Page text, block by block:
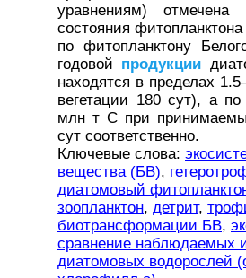
уравнениям) отмечена
состояния
по фитопланктону
годовой продукции
находятся в пределах
вегетации 180 сут), а
млн т С при
сут соответственно.
Ключевые слова:
вещества (БВ),
диатомовый
зоопланктон, детрит,
биотрансформации БВ,
сравнение наблюдаемых
диатомовых водорослей